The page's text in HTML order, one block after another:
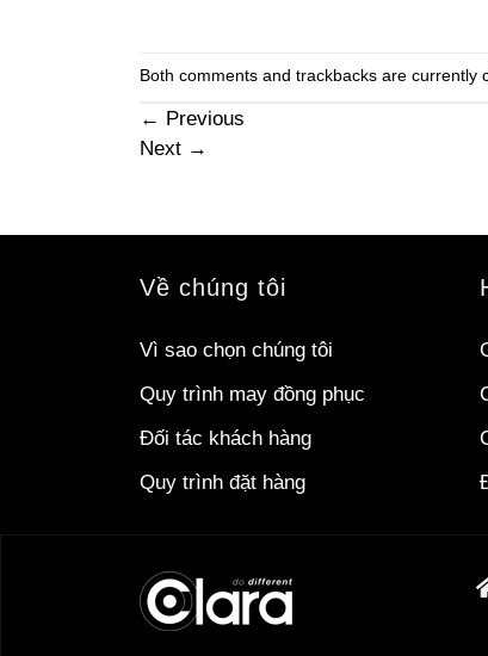
Both comments and trackbacks are currently
← Previous
Next →
Về chúng tôi
Vì sao chọn chúng tôi
Quy trình may đồng phục
Đối tác khách hàng
Quy trình đặt hàng